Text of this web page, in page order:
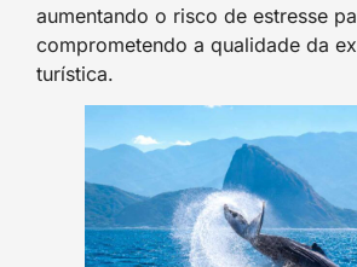
aumentando o risco de estresse
comprometendo a qualidade da
turística.